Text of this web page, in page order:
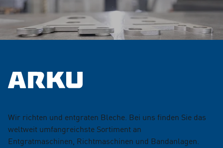
Wir richten und entgraten Bleche. Bei uns finden Sie das
weltweit umfangreichste Sortiment an
Entgratmaschinen, Richtmaschinen und Bandanlagen.